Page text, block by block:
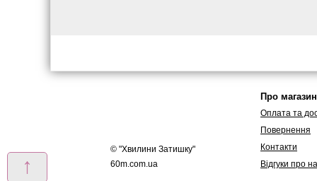
↑
© "Хвилини Затишку"
60m.com.ua
Про
Оплата та
Повернення
Контакти
Вiдгуки про